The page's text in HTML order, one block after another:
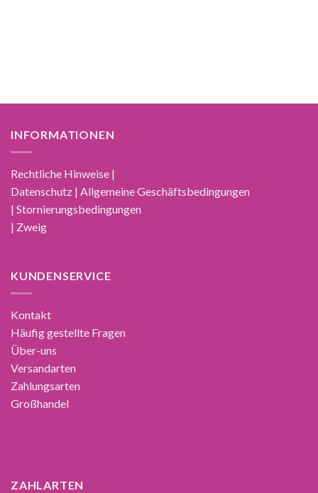
INFORMATIONEN
Rechtliche Hinweise |
Datenschutz | Allgemeine Geschäftsbedingungen
| Stornierungsbedingungen
| Zweig
KUNDENSERVICE
Kontakt
Häufig gestellte Fragen
Über-uns
Versandarten
Zahlungsarten
Großhandel
ZAHLARTEN